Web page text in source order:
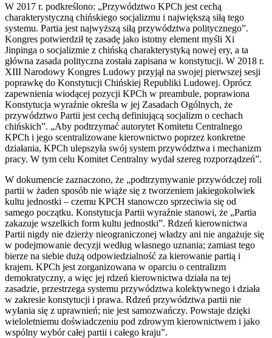
W 2017 r. podkreślono: „Przywództwo KPCh jest cechą
charakterystyczną chińskiego socjalizmu i największą siłą tego
systemu. Partia jest najwyższą siłą przywództwa politycznego”.
Kongres potwierdził tę zasadę jako istotny element myśli Xi
Jinpinga o socjalizmie z chińską charakterystyką nowej ery, a ta
główna zasada polityczna została zapisana w konstytucji. W 2018 r.
XIII Narodowy Kongres Ludowy przyjął na swojej pierwszej sesji
poprawkę do Konstytucji Chińskiej Republiki Ludowej. Oprócz
zapewnienia wiodącej pozycji KPCh w preambule, poprawiona
Konstytucja wyraźnie określa w jej Zasadach Ogólnych, że
przywództwo Partii jest cechą definiującą socjalizm o cechach
chińskich”. „Aby podtrzymać autorytet Komitetu Centralnego
KPCh i jego scentralizowane kierownictwo poprzez konkretne
działania, KPCh ulepszyła swój system przywództwa i mechanizm
pracy. W tym celu Komitet Centralny wydał szereg rozporządzeń”.
W dokumencie zaznaczono, że „podtrzymywanie przywódczej roli
partii w żaden sposób nie wiąże się z tworzeniem jakiegokolwiek
kultu jednostki – czemu KPCH stanowczo sprzeciwia się od
samego początku. Konstytucja Partii wyraźnie stanowi, że „Partia
zakazuje wszelkich form kultu jednostki”. Rdzeń kierownictwa
Partii nigdy nie dzierży nieograniczonej władzy ani nie angażuje się
w podejmowanie decyzji według własnego uznania; zamiast tego
bierze na siebie dużą odpowiedzialność za kierowanie partią i
krajem. KPCh jest zorganizowana w oparciu o centralizm
demokratyczny, a więc jej rdzeń kierownictwa działa na tej
zasadzie, przestrzega systemu przywództwa kolektywnego i działa
w zakresie konstytucji i prawa. Rdzeń przywództwa partii nie
wyłania się z uprawnień; nie jest samozwańczy. Powstaje dzięki
wieloletniemu doświadczeniu pod zdrowym kierownictwem i jako
wspólny wybór całej partii i całego kraju”.